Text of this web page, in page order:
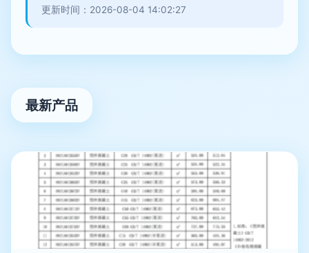
更新时间：2026-08-04 14:02:27
最新产品